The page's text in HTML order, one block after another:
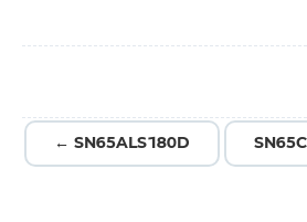
← SN65ALS180D